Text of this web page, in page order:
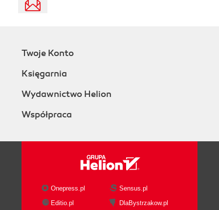
Twoje Konto
Księgarnia
Wydawnictwo Helion
Współpraca
Onepress.pl
Sensus.pl
Editio.pl
DlaBystrzakow.pl